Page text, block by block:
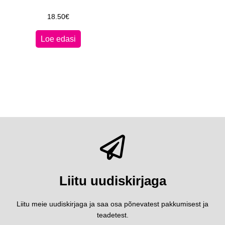
18.50€
Loe edasi
Liitu uudiskirjaga
Liitu meie uudiskirjaga ja saa osa põnevatest pakkumisest ja
teadetest.